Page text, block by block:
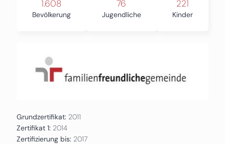
1.608
Bevölkerung
76
Jugendliche
221
Kinder
Grundzertifikat: 2011
Zertifikat 1: 2014
Zertifizierung bis: 2017